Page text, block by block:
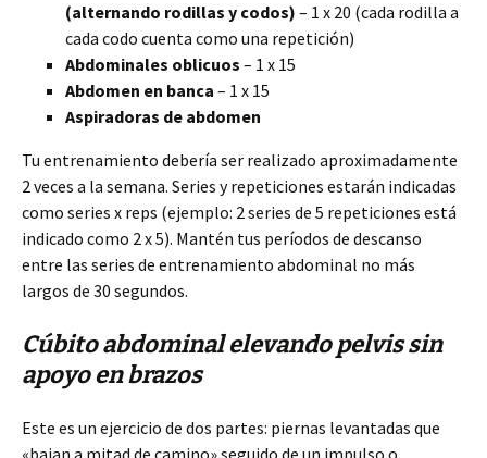
(alternando rodillas y codos) – 1 x 20 (cada rodilla a
cada codo cuenta como una repetición)
Abdominales oblicuos – 1 x 15
Abdomen en banca – 1 x 15
Aspiradoras de abdomen
Tu entrenamiento debería ser realizado aproximadamente
2 veces a la semana. Series y repeticiones estarán indicadas
como series x reps (ejemplo: 2series de 5 repeticiones está
indicado como 2 x 5). Mantén tus períodos de descanso
entre las series de entrenamiento abdominal no más
largos de 30 segundos.
Cúbito abdominal elevando pelvis sin
apoyo en brazos
Este es un ejercicio de dos partes: piernas levantadas que
«bajan a mitad de camino» seguido de un impulso o